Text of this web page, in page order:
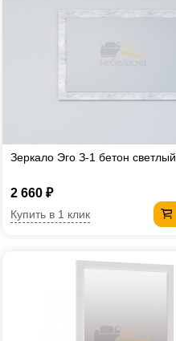
Зеркало Эго З-1 бетон светлый
2 660 ₽
Купить в 1 клик